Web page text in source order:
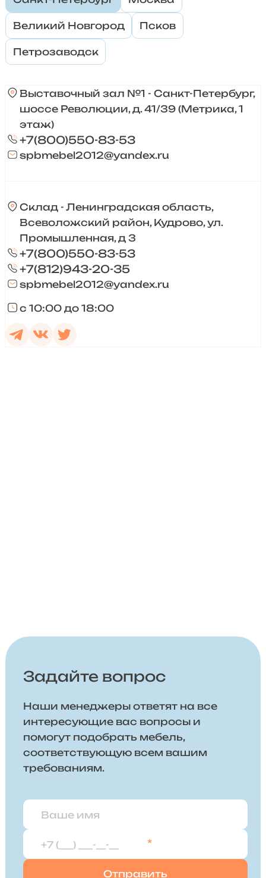
Великий Новгород Псков
Петрозаводск
Выставочный зал №1 - Санкт-Петербург,
шоссе Революции, д. 41/39 (Метрика, 1
этаж)
+7(800)550-83-53
spbmebel2012@yandex.ru
Склад - Ленинградская область,
Всеволожский район, Кудрово, ул.
Промышленная, д 3
+7(800)550-83-53
+7(812)943-20-35
spbmebel2012@yandex.ru
с 10:00 до 18:00
Задайте вопрос
Наши менеджеры ответят на все
интересующие вас вопросы и
помогут подобрать мебель,
соответствующую всем вашим
требованиям.
*